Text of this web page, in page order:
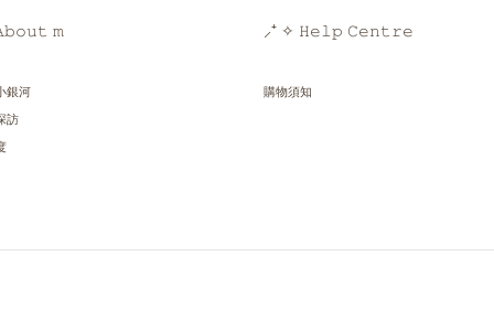
𝚖
銀河
訪
⸝⁺ ✧ 𝙷𝚎𝚕𝚙 𝙲𝚎𝚗𝚝𝚛𝚎
購物須知